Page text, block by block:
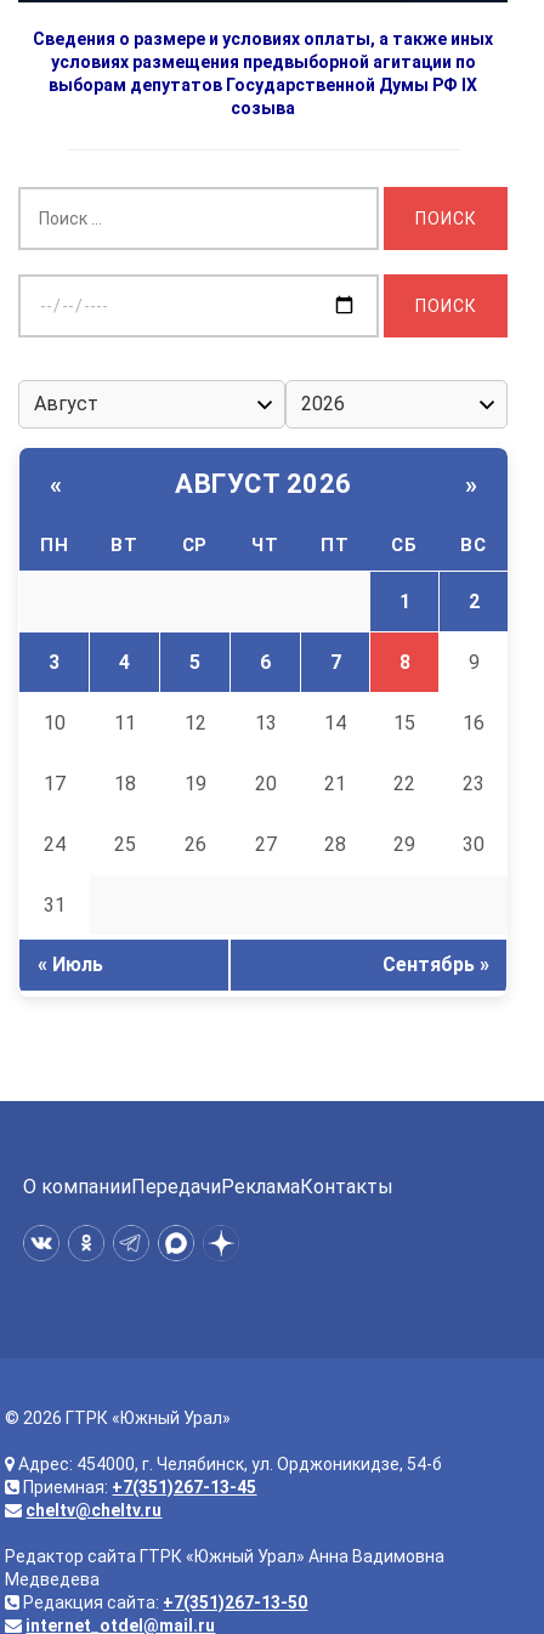
Сведения о размере и условиях оплаты, а также иных
условиях размещения предвыборной агитации по
выборам депутатов Государственной Думы РФ IX
созыва
дату:
« АВГУСТ 2026 »
ПН ВТ СР ЧТ ПТ СБ ВС
1 2
3 4 5 6 7 8 9
10 11 12 13 14 15 16
17 18 19 20 21 22 23
24 25 26 27 28 29 30
31
« Июль Сентябрь »
О компанииПередачиРекламаКонтакты
© 2026 ГТРК «Южный Урал»
Адрес: 454000, г. Челябинск, ул. Орджоникидзе, 54-б
Приемная: +7(351)267-13-45
cheltv@cheltv.ru
Редактор сайта ГТРК «Южный Урал» Анна Вадимовна
Медведева
Редакция сайта: +7(351)267-13-50
internet_otdel@mail.ru